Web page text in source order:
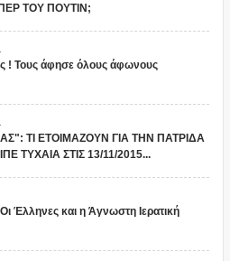
ΤΟΥ ΠΟΥΤΙΝ;
! Τους άφησε όλους άφωνους
ΤΙ ΕΤΟΙΜΑΖΟΥΝ ΓΙΑ ΤΗΝ ΠΑΤΡΙΔΑ
ΤΥΧΑΙΑ ΣΤΙΣ 13/11/2015...
και η Άγνωστη Ιερατική